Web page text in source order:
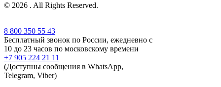
© 2026 . All Rights Reserved.
8 800 350 55 43
Бесплатный звонок по России, ежедневно с
10 до 23 часов по московскому времени
+7 905 224 21 11
(Доступны сообщения в WhatsApp,
Telegram, Viber)